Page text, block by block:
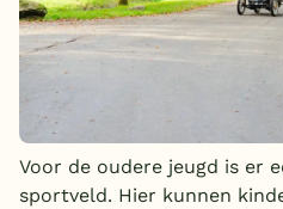
Voor de oudere jeugd is er
sportveld. Hier kunnen